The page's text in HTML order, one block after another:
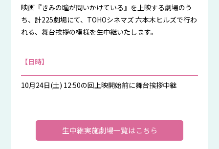
映画『きみの瞳が問いかけている』を上映する劇場のう
ち、計225劇場にて、TOHOシネマズ 六本木ヒルズで行わ
れる、舞台挨拶の模様を生中継いたします。
【日時】
10月24日(土) 12:50の回上映開始前に舞台挨拶中継
生中継実施劇場一覧はこちら